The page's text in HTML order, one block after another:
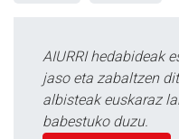
AIURRI hedabideak
jaso eta zabaltzen
albisteak euskaraz
babestuko duzu.